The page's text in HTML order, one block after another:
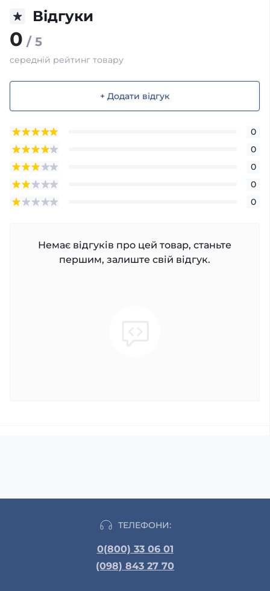
Відгуки
0 / 5
середній рейтинг товару
+ Додати відгук
0
0
0
0
0
Немає відгуків про цей товар, станьте
першим, залиште свій відгук.
ТЕЛЕФОНИ:
0(800) 33 06 01
(098) 843 27 70